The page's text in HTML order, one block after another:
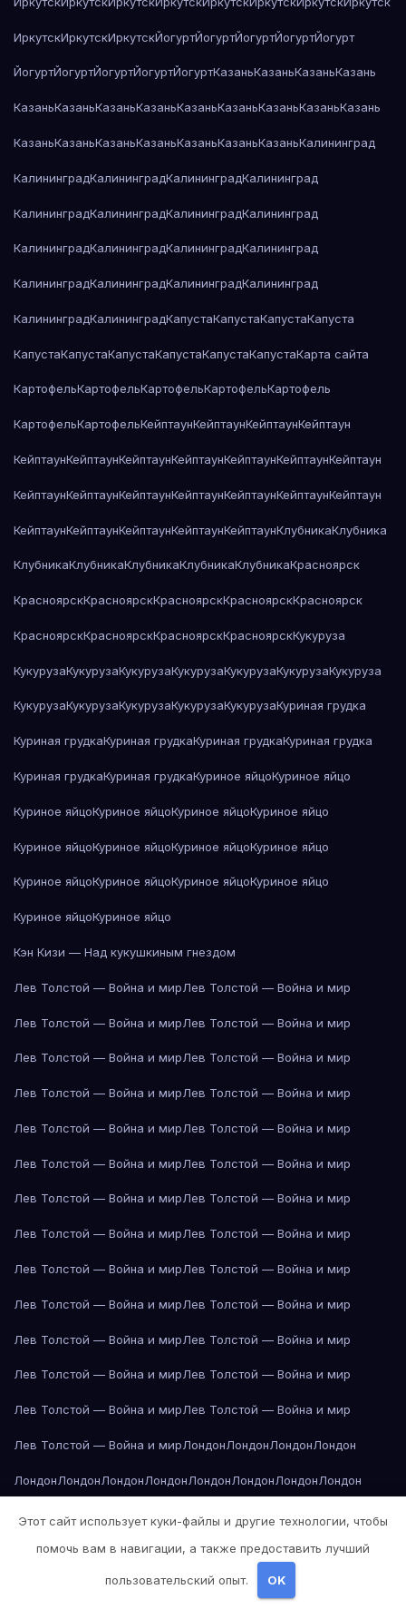
ИркутскИркутскИркутскЙогуртЙогуртЙогуртЙогуртЙогурт
ЙогуртЙогуртЙогуртЙогуртЙогуртКазаньКазаньКазаньКазань
КазаньКазаньКазаньКазаньКазаньКазаньКазаньКазаньКазань
КазаньКазаньКазаньКазаньКазаньКазаньКазаньКалининград
КалининградКалининградКалининградКалининград
КалининградКалининградКалининградКалининград
КалининградКалининградКалининградКалининград
КалининградКалининградКалининградКалининград
КалининградКалининградКапустаКапустаКапустаКапуста
КапустаКапустаКапустаКапустаКапустаКапустаКарта сайта
КартофельКартофельКартофельКартофельКартофель
КартофельКартофельКейптаунКейптаунКейптаунКейптаун
КейптаунКейптаунКейптаунКейптаунКейптаунКейптаунКейптаун
КейптаунКейптаунКейптаунКейптаунКейптаунКейптаунКейптаун
КейптаунКейптаунКейптаунКейптаунКейптаунКлубникаКлубника
КлубникаКлубникаКлубникаКлубникаКлубникаКрасноярск
КрасноярскКрасноярскКрасноярскКрасноярскКрасноярск
КрасноярскКрасноярскКрасноярскКрасноярскКукуруза
КукурузаКукурузаКукурузаКукурузаКукурузаКукурузаКукуруза
КукурузаКукурузаКукурузаКукурузаКукурузаКуриная грудка
Куриная грудкаКуриная грудкаКуриная грудкаКуриная грудка
Куриная грудкаКуриная грудкаКуриное яйцоКуриное яйцо
Куриное яйцоКуриное яйцоКуриное яйцоКуриное яйцо
Куриное яйцоКуриное яйцоКуриное яйцоКуриное яйцо
Куриное яйцоКуриное яйцоКуриное яйцоКуриное яйцо
Куриное яйцоКуриное яйцо
Кэн Кизи — Над кукушкиным гнездом
Лев Толстой — Война и мирЛев Толстой — Война и мир
Лев Толстой — Война и мирЛев Толстой — Война и мир
Лев Толстой — Война и мирЛев Толстой — Война и мир
Лев Толстой — Война и мирЛев Толстой — Война и мир
Лев Толстой — Война и мирЛев Толстой — Война и мир
Лев Толстой — Война и мирЛев Толстой — Война и мир
Лев Толстой — Война и мирЛев Толстой — Война и мир
Лев Толстой — Война и мирЛев Толстой — Война и мир
Лев Толстой — Война и мирЛев Толстой — Война и мир
Лев Толстой — Война и мирЛев Толстой — Война и мир
Лев Толстой — Война и мирЛев Толстой — Война и мир
Лев Толстой — Война и мирЛев Толстой — Война и мир
Лев Толстой — Война и мирЛев Толстой — Война и мир
Лев Толстой — Война и мирЛондонЛондонЛондонЛондон
ЛондонЛондонЛондонЛондонЛондонЛондонЛондонЛондон
Лондон Лондон Лос-Анджелес Лос-Анджелес
Лос-АнджелесЛос-АнджелесЛос-АнджелесЛос-Анджелес
Лос-АнджелесЛос-АнджелесЛос-Анджелес
Этот сайт использует куки-файлы и другие технологии, чтобы
помочь вам в навигации, а также предоставить лучший
пользовательский опыт. OK